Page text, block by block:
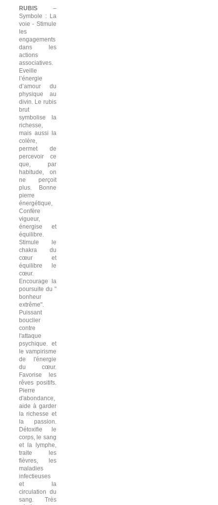
RUBIS –
Symbole : La
voie - Stimule
les
engagements
dans les
actions
associatives.
Eveille
l’énergie
d’amour du
physique au
divin. Le rubis
brut
symbolise la
richesse,
mais aussi la
colère,
permet de
percevoir ce
que, par
habitude, on
ne perçoit
plus. Bonne
pierre
énergétique,
Confère
vigueur,
énergise et
équilibre.
Stimule le
chakra du
cœur et
équilibre le
cœur.
Encourage la
poursuite du "
bonheur
extrême".
Puissant
bouclier
contre
l'attaque
psychique. et
le vampirisme
de l'énergie
du cœur.
Favorise les
rêves positifs.
Pierre
d'abondance,
aide à garder
la richesse et
la passion.
Détoxifie le
corps, le sang
et la lymphe,
traite les
fièvres, les
maladies
infectieuses
et la
circulation du
sang. Très